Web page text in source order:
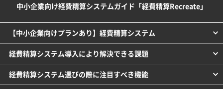
中小企業向け経費精算システムガイド「経費精算Recreate」
【中小企業向けプランあり】経費精算システム
経費精算システム導入により解決できる課題
経費精算システム選びの際に注目すべき機能